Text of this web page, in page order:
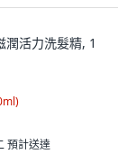
活力洗髮精, 1
)
預計送達